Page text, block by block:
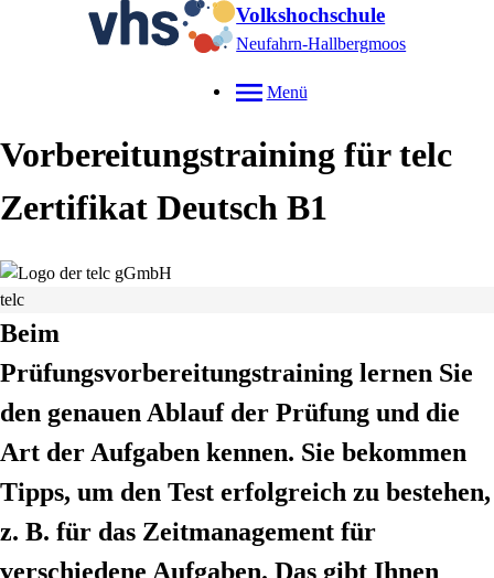
Volkshochschule
Neufahrn-Hallbergmoos
Menü
Vorbereitungstraining für telc
Zertifikat Deutsch B1
telc
Beim
Prüfungsvorbereitungstraining lernen Sie
den genauen Ablauf der Prüfung und die
Art der Aufgaben kennen. Sie bekommen
Tipps, um den Test erfolgreich zu bestehen,
z. B. für das Zeitmanagement für
verschiedene Aufgaben. Das gibt Ihnen